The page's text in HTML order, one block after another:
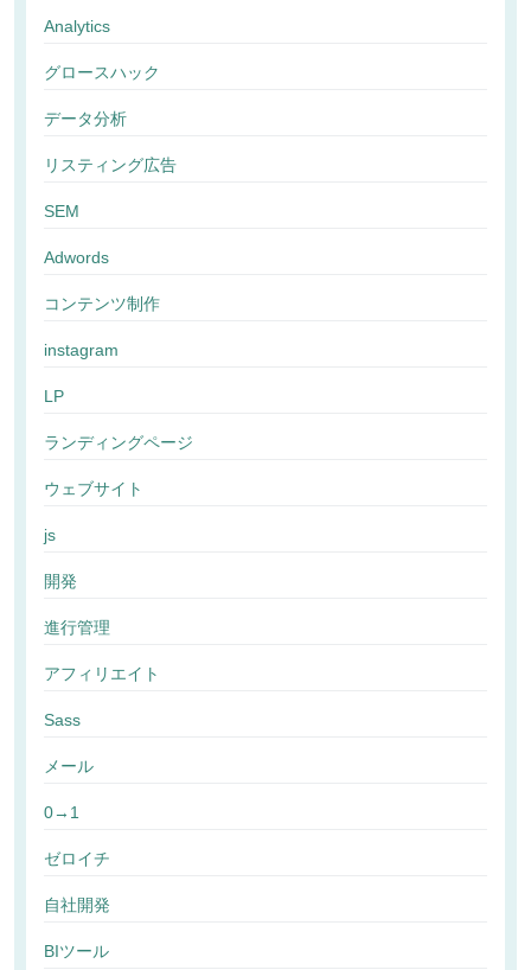
Analytics
グロースハック
データ分析
リスティング広告
SEM
Adwords
コンテンツ制作
instagram
LP
ランディングページ
ウェブサイト
js
開発
進行管理
アフィリエイト
Sass
メール
0→1
ゼロイチ
自社開発
BIツール